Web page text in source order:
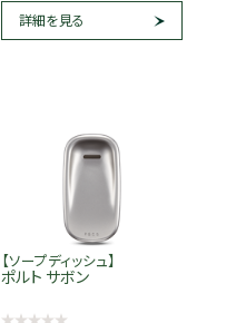
詳細を見る
【ソープディッシュ】
ポルト サボン